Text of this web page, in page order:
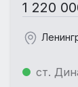
1 220
ст.